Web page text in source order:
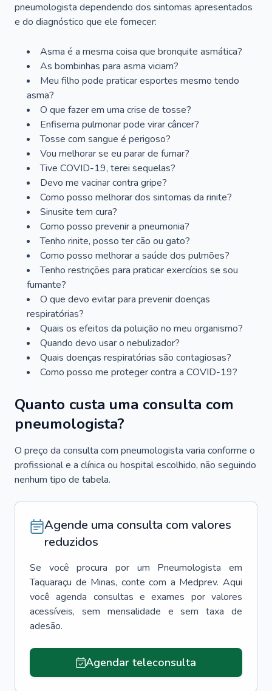
pneumologista dependendo dos sintomas apresentados
e do diagnóstico que ele fornecer:
Asma é a mesma coisa que bronquite asmática?
As bombinhas para asma viciam?
Meu filho pode praticar esportes mesmo tendo
asma?
O que fazer em uma crise de tosse?
Enfisema pulmonar pode virar câncer?
Tosse com sangue é perigoso?
Vou melhorar se eu parar de fumar?
Tive COVID-19, terei sequelas?
Devo me vacinar contra gripe?
Como posso melhorar dos sintomas da rinite?
Sinusite tem cura?
Como posso prevenir a pneumonia?
Tenho rinite, posso ter cão ou gato?
Como posso melhorar a saúde dos pulmões?
Tenho restrições para praticar exercícios se sou
fumante?
O que devo evitar para prevenir doenças
respiratórias?
Quais os efeitos da poluição no meu organismo?
Quando devo usar o nebulizador?
Quais doenças respiratórias são contagiosas?
Como posso me proteger contra a COVID-19?
Quanto custa uma consulta com
pneumologista?
O preço da consulta com pneumologista varia conforme o
profissional e a clínica ou hospital escolhido, não seguindo
nenhum tipo de tabela.
Agende uma consulta com valores
reduzidos
Se você procura por um Pneumologista
em
Taquaraçu de Minas, conte com a Medprev. Aqui
você agenda consultas e exames por valores
acessíveis, sem mensalidade e sem taxa de
adesão.
Agendar teleconsulta